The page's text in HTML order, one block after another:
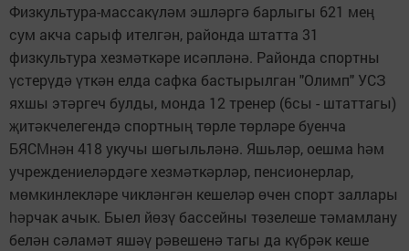
Физкультура-массакүләм эшләргә барлыгы 621 мең
сум акча сарыф ителгән, районда штатта 31
физкультура хезмәткәре исәпләнә. Районда спортны
үстерүдә үткән елда сафка бастырылган "Олимп" УСЗ
яхшы этәргеч булды, монда 12 тренер (6сы - штаттагы)
җитәкчелегендә спортның төрле төрләре буенча
БЯСМнән 418 укучы шөгыльләнә. Яшьләр, оешма һәм
учреждениеләрдәге хезмәткәрләр, пенсионерлар,
мөмкинлекләре чикләнгән кешеләр өчен спорт заллары
һәрчак ачык. Быел йөзү бассейны төзелеше тәмамлану
белән сәламәт яшәү рәвешенә тагы да күбрәк кеше